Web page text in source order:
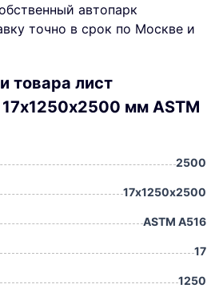
автопарк
точно в срок по Москве и
товара лист
мм ASTM
2500
17х1250х2500
ASTM A516
17
1250